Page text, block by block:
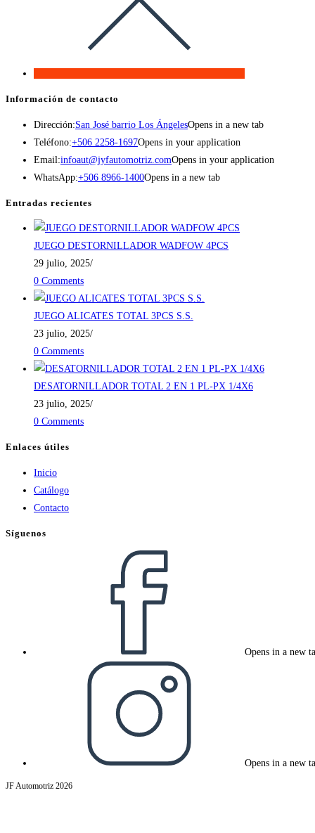
Información de contacto
Dirección:San José barrio Los ÁngelesOpens in a new tab
Teléfono:+506 2258-1697Opens in your application
Email:infoaut@jyfautomotriz.comOpens in your application
WhatsApp:+506 8966-1400Opens in a new tab
Entradas recientes
JUEGO DESTORNILLADOR WADFOW 4PCS
29 julio, 2025/
0 Comments
JUEGO ALICATES TOTAL 3PCS S.S.
23 julio, 2025/
0 Comments
DESATORNILLADOR TOTAL 2 EN 1 PL-PX 1/4X6
23 julio, 2025/
0 Comments
Enlaces útiles
Inicio
Catálogo
Contacto
Síguenos
Opens in a new
Opens in a new
JF Automotriz 2026